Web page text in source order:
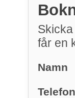
får en
Namn
Telefon